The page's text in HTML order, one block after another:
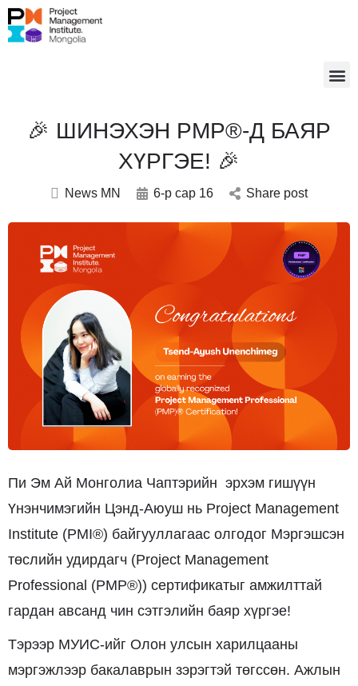
🎉 ШИНЭХЭН PMP®-Д БАЯР
ХҮРГЭЕ! 🎉
News MN 6-р сар 16 Share post
Пи Эм Ай Монголиа Чаптэрийн эрхэм гишүүн
Үнэнчимэгийн Цэнд-Аюуш нь Project Management
Institute (PMI®) байгууллагаас олгодог Мэргэшсэн
төслийн удирдагч (Project Management
Professional (PMP®)) сертификатыг амжилттай
гардан авсанд чин сэтгэлийн баяр хүргэе!
Тэрээр МУИС-ийг Олон улсын харилцааны
мэргэжлээр бакалаврын зэрэгтэй төгссөн. Ажлын